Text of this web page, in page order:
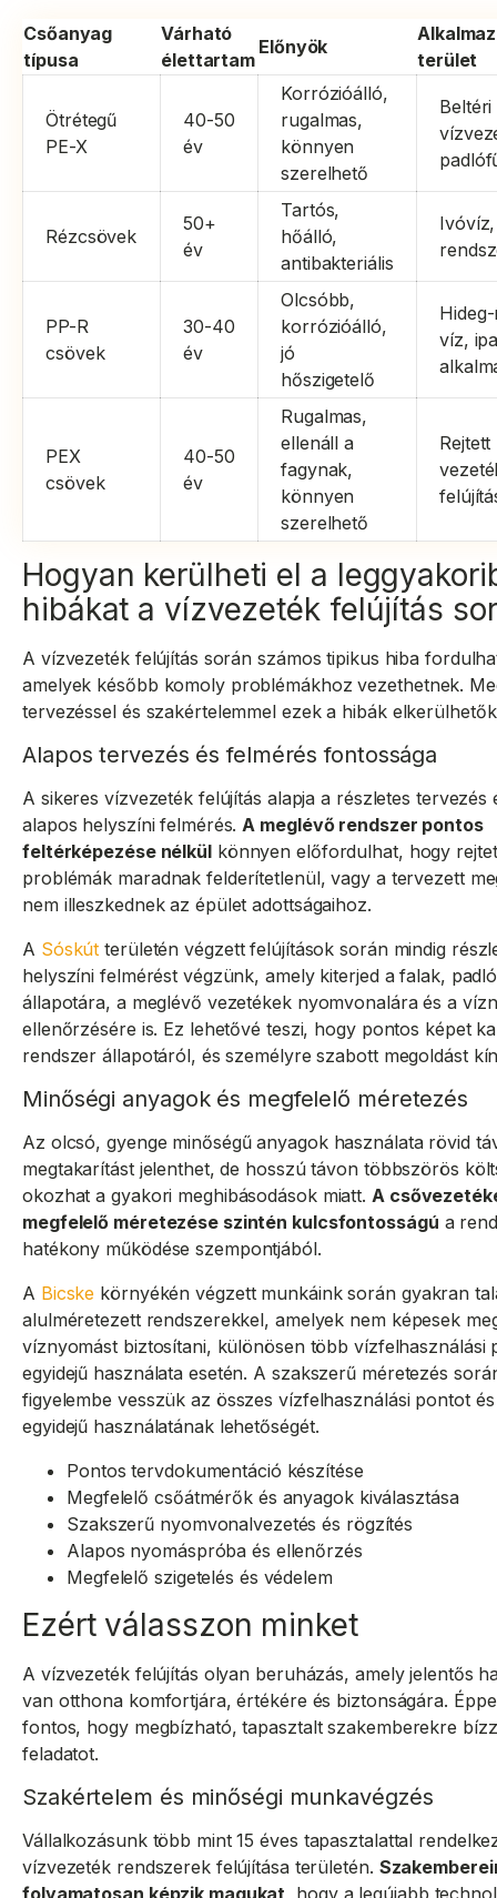
Csőanyag
típusa
Várható
élettartam
Előnyök
terület
Ötrétegű
PE-X
40-50
év
Korrózióálló,
rugalmas,
könnyen
szerelhető
Beltéri
Rézcsövek
50+
év
Tartós,
hőálló,
antibakteriális
PP-R
csövek
30-40
év
Olcsóbb,
korrózióálló,
jó
hőszigetelő
víz,
PEX
csövek
40-50
év
Rugalmas,
ellenáll a
fagynak,
könnyen
szerelhető
Rejtett
Hogyan kerülheti el a
hibákat a vízvezeték felújítás
A vízvezeték felújítás során számos tipikus hiba
amelyek később komoly problémákhoz vezethetnek.
tervezéssel és szakértelemmel ezek a hibák
Alapos tervezés és felmérés fontossága
A sikeres vízvezeték felújítás alapja a részletes tervezés
alapos helyszíni felmérés.A meglévő rendszer pontos
feltérképezése nélkülkönnyen előfordulhat, hogy
problémák maradnak felderítetlenül, vagy a tervezett
nem illeszkednek az épület adottságaihoz.
A Sóskút területén végzett felújítások során mindig
helyszíni felmérést végzünk, amely kiterjed a falak,
állapotára, a meglévő vezetékek nyomvonalára és a
ellenőrzésére is. Ez lehetővé teszi, hogy pontos képet
rendszer állapotáról, és személyre szabott megoldást
Minőségi anyagok és megfelelő méretezés
Az olcsó, gyenge minőségű anyagok használata rövid
megtakarítást jelenthet, de hosszú távon többszörös
okozhat a gyakori meghibásodások miatt. A
megfelelő méretezése szintén kulcsfontosságú a
hatékony működése szempontjából.
A Bicske környékén végzett munkáink során gyakran
alulméretezett rendszerekkel, amelyek nem képesek
víznyomást biztosítani, különösen több vízfelhasználási
egyidejű használata esetén. A szakszerű méretezés
figyelembe vesszük az összes vízfelhasználási pontot
egyidejű használatának lehetőségét.
Pontos tervdokumentáció készítése
Megfelelő csőátmérők és anyagok kiválasztása
Szakszerű nyomvonalvezetés és rögzítés
Alapos nyomáspróba és ellenőrzés
Megfelelő szigetelés és védelem
Ezért válasszon minket
A vízvezeték felújítás olyan beruházás, amely jelentős
van otthona komfortjára, értékére és biztonságára.
fontos, hogy megbízható, tapasztalt szakemberekre
feladatot.
Szakértelem és minőségi munkavégzés
Vállalkozásunk több mint 15 éves tapasztalattal
vízvezeték rendszerek felújítása területén.
folyamatosan képzik magukat , hogy a legújabb